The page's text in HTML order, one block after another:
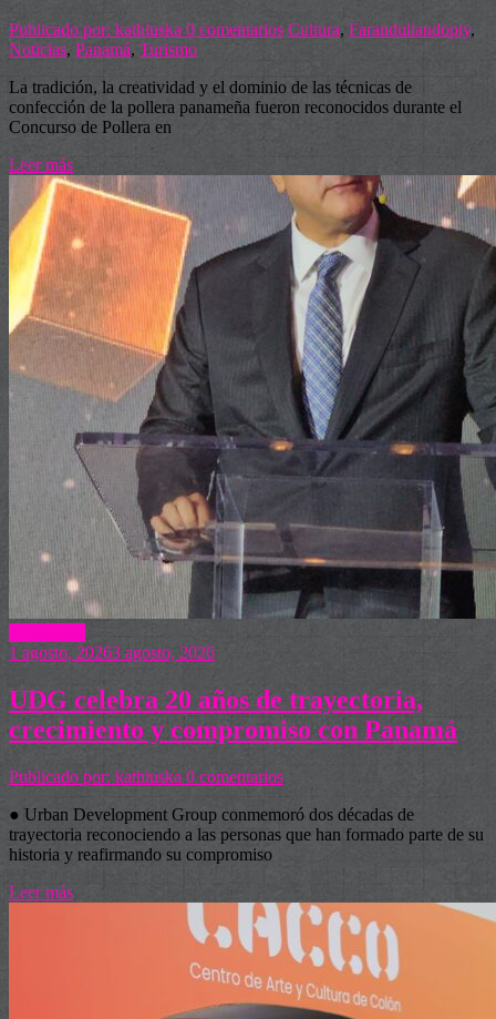
Publicado por: kathiuska 0 comentarios Cultura, Faranduliandopty,
Noticias, Panamá, Turismo
La tradición, la creatividad y el dominio de las técnicas de
confección de la pollera panameña fueron reconocidos durante el
Concurso de Pollera en
Leer más
1 agosto, 20263 agosto, 2026
UDG celebra 20 años de trayectoria,
crecimiento y compromiso con Panamá
Publicado por: kathiuska 0 comentarios
● Urban Development Group conmemoró dos décadas de
trayectoria reconociendo a las personas que han formado parte de su
historia y reafirmando su compromiso
Leer más